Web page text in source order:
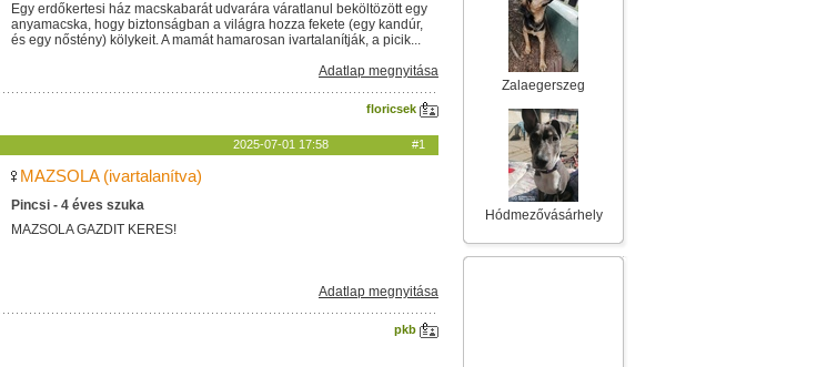
Egy erdőkertesi ház macskabarát udvarára váratlanul beköltözött egy
anyamacska, hogy biztonságban a világra hozza fekete (egy kandúr,
és egy nőstény) kölykeit. A mamát hamarosan ivartalanítják, a picik...
Adatlap megnyitása
floricsek
2025-07-01 17:58 #1
MAZSOLA (ivartalanítva)
Pincsi - 4 éves szuka
MAZSOLA GAZDIT KERES!
Adatlap megnyitása
pkb
Zalaegerszeg
Hódmezővásárhely